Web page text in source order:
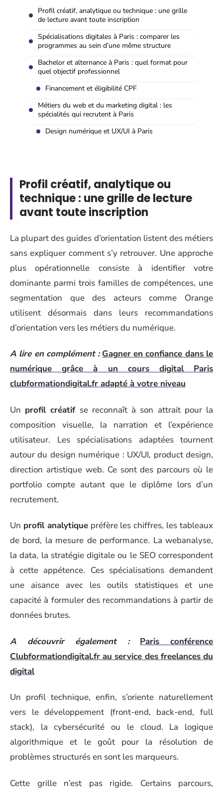
Profil créatif, analytique ou technique : une grille
de lecture avant toute inscription
Spécialisations digitales à Paris : comparer les
programmes au sein d’une même structure
Bachelor et alternance à Paris : quel format pour
quel objectif professionnel
Financement et éligibilité CPF
Métiers du web et du marketing digital : les
spécialités qui recrutent à Paris
Design numérique et UX/UI à Paris
Profil créatif, analytique ou
technique : une grille de lecture
avant toute inscription
La plupart des guides d’orientation listent des métiers
sans expliquer comment s’y retrouver. Une approche
plus opérationnelle consiste à identifier votre
dominante parmi trois familles de compétences, une
segmentation que des acteurs comme Orange
utilisent désormais dans leurs recommandations
d’orientation vers les métiers du numérique.
A lire en complément : Gagner en confiance dans le
numérique grâce à un cours digital Paris
clubformationdigital.fr adapté à votre niveau
Un profil créatifse reconnaît à son attrait pour la
composition visuelle, la narration et l’expérience
utilisateur. Les spécialisations adaptées tournent
autour du design numérique : UX/UI, product design,
direction artistique web. Ce sont des parcours où le
portfolio compte autant que le diplôme lors d’un
recrutement.
Un profil analytiquepréfère les chiffres, les tableaux
de bord, la mesure de performance. La webanalyse,
la data, la stratégie digitale ou le SEO correspondent
à cette appétence. Ces spécialisations demandent
une aisance avec les outils statistiques et une
capacité à formuler des recommandations à partir de
données brutes.
A découvrir également :
Paris conférence
Clubformationdigital.fr au service des freelances du
digital
Un profil technique, enfin, s’oriente naturellement
vers le développement (front-end, back-end, full
stack), la cybersécurité ou le cloud. La logique
algorithmique et le goût pour la résolution de
problèmes structurés en sont les marqueurs.
Cette grille n’est pas rigide. Certains parcours,